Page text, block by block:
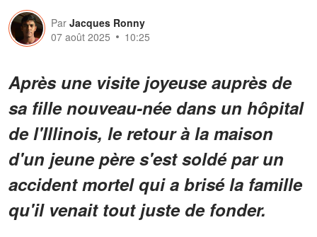
Par Jacques Ronny
07 août 2025
10:25
Après une visite joyeuse auprès de
sa fille nouveau-née dans un hôpital
de l'Illinois, le retour à la maison
d'un jeune père s'est soldé par un
accident mortel qui a brisé la famille
qu'il venait tout juste de fonder.